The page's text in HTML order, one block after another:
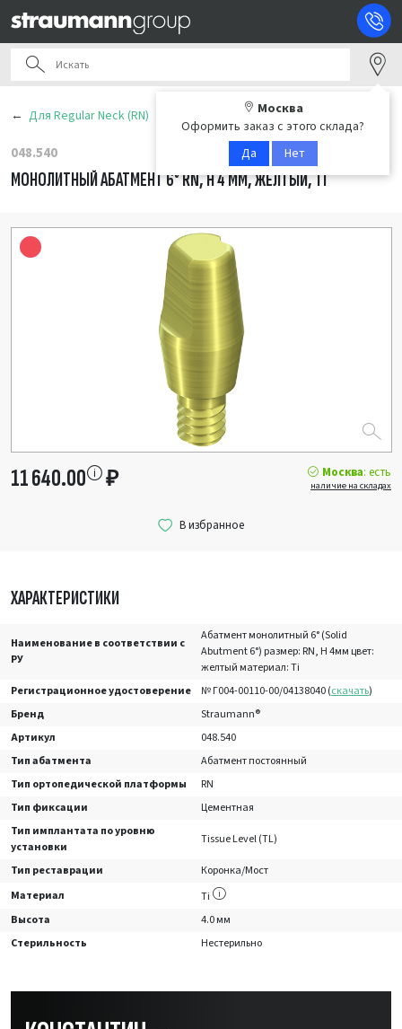
Москва
Оформить заказ с этого склада?
Да
Нет
Для Regular Neck (RN)
048.540
МОНОЛИТНЫЙ АБАТМЕНТ 6° RN, H 4 ММ, ЖЕЛТЫЙ, TI
ХАРАКТЕРИСТИКИ
Наименование в соответствии с
РУ
Абатмент монолитный 6° (Solid
Abutment 6°) размер: RN, H 4мм цвет:
желтый материал: Ti
Регистрационное удостоверение
№ Г004-00110-00/04138040 (скачать)
Бренд
Straumann®
Артикул
048.540
Тип абатмента
Абатмент постоянный
Тип ортопедической платформы
RN
Тип фиксации
Цементная
Тип имплантата по уровню
установки
Tissue Level (TL)
Тип реставрации
Коронка/Мост
Материал
Ti
Высота
4.0 мм
Стерильность
Нестерильно
11 640.00 ₽ Москва: есть
наличие на складах